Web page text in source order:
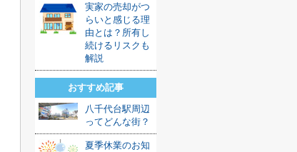
実家の売却がつ
らいと感じる理
由とは？所有し
続けるリスクも
解説
おすすめ記事
八千代台駅周辺
ってどんな街？
夏季休業のお知